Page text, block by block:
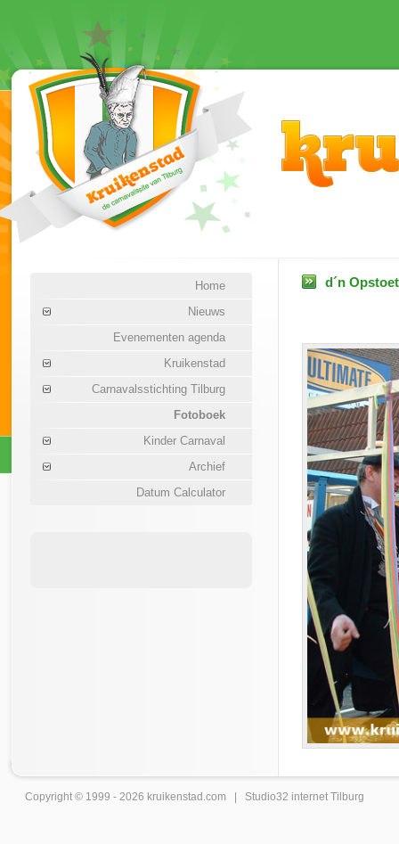
Home
Nieuws
Evenementen agenda
Kruikenstad
Carnavalsstichting Tilburg
Fotoboek
Kinder Carnaval
Archief
Datum Calculator
d´n
Copyright © 1999 - 2026 kruikenstad .com | Studio32 internet Tilburg